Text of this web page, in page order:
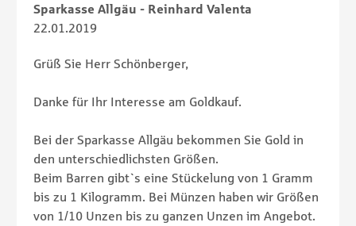
Sparkasse Allgäu - Reinhard Valenta
22.01.2019
Grüß Sie Herr Schönberger,
Danke für Ihr Interesse am Goldkauf.
Bei der Sparkasse Allgäu bekommen Sie Gold in
den unterschiedlichsten Größen.
Beim Barren gibt`s eine Stückelung von 1 Gramm
bis zu 1 Kilogramm. Bei Münzen haben wir Größen
von 1/10 Unzen bis zu ganzen Unzen im Angebot.